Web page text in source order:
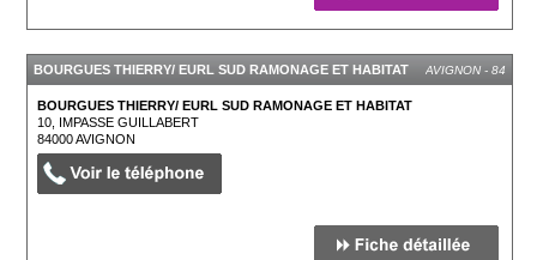
BOURGUES THIERRY/ EURL SUD RAMONAGE ET HABITAT AVIGNON - 84
BOURGUES THIERRY/ EURL SUD RAMONAGE ET HABITAT
10, IMPASSE GUILLABERT
84000AVIGNON